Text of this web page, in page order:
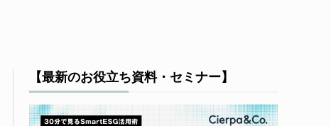
【最新のお役立ち資料・セミナー】